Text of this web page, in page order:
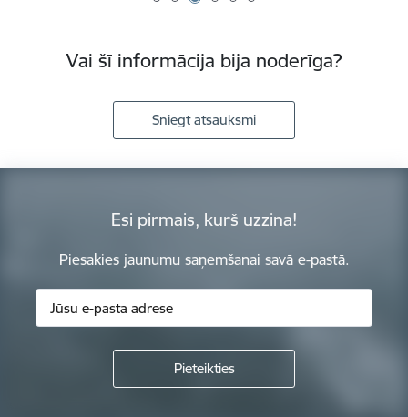
Vai šī informācija bija noderīga?
Sniegt atsauksmi
Esi pirmais, kurš uzzina!
Piesakies jaunumu saņemšanai savā e-pastā.